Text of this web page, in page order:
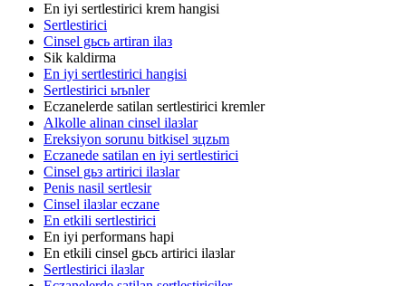
En iyi sertlestirici krem hangisi
Sertlestirici
Cinsel gьcь artiran ilaз
Sik kaldirma
En iyi sertlestirici hangisi
Sertlestirici ьrьnler
Eczanelerde satilan sertlestirici kremler
Alkolle alinan cinsel ilaзlar
Ereksiyon sorunu bitkisel зцzьm
Eczanede satilan en iyi sertlestirici
Cinsel gьз artirici ilaзlar
Penis nasil sertlesir
Cinsel ilaзlar eczane
En etkili sertlestirici
En iyi performans hapi
En etkili cinsel gьcь artirici ilaзlar
Sertlestirici ilaзlar